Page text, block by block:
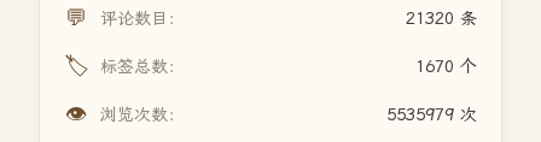
💬 评论数目： 21320 条
🏷️ 标签总数： 1670 个
👁️ 浏览次数： 5535979 次